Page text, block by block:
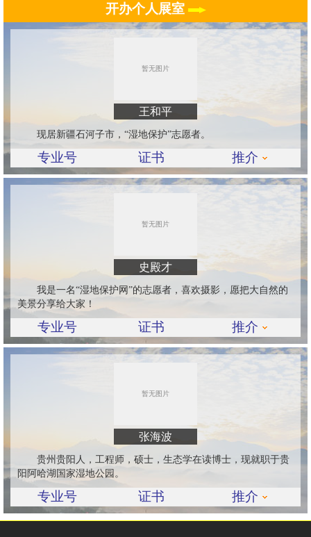
开办个人展室
王和平
现居新疆石河子市，“湿地保护”志愿者。
专业号 证书 推介
史殿才
我是一名“湿地保护网”的志愿者，喜欢摄影，愿把大自然的
美景分享给大家！
专业号 证书 推介
张海波
贵州贵阳人，工程师，硕士，生态学在读博士，现就职于贵
阳阿哈湖国家湿地公园。
专业号 证书 推介